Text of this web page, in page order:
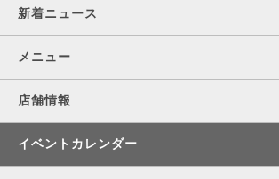
新着ニュース
メニュー
店舗情報
イベントカレンダー